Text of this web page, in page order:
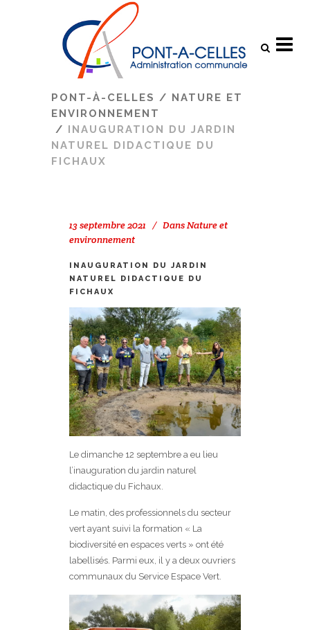
PONT-À-CELLES / NATURE ET
ENVIRONNEMENT
/ INAUGURATION DU JARDIN
NATUREL DIDACTIQUE DU
FICHAUX
13 septembre 2021 DansNature et
environnement
INAUGURATION DU JARDIN
NATUREL DIDACTIQUE DU
FICHAUX
Le dimanche 12 septembre a eu lieu
l’inauguration du jardin naturel
didactique du Fichaux.
Le matin, des professionnels du secteur
vert ayant suivi la formation « La
biodiversité en espaces verts » ont été
labellisés. Parmi eux, il y a deux ouvriers
communaux du Service Espace Vert.